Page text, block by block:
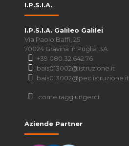
I.P.S.I.A.
I.P.S.I.A. Galileo Galilei
Via Paolo Baffi, 25
70024 Gravina in Puglia BA
+39 080.32.642.76
bais013002@istruzione.it
bais013002@pec.istruzione.it
come raggiungerci
Aziende Partner